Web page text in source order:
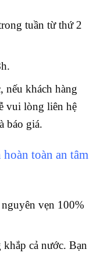
tuần từ thứ 2
nếu khách hàng
vui lòng liên hệ
báo giá.
toàn an tâm
vẹn 100%
cả nước. Bạn